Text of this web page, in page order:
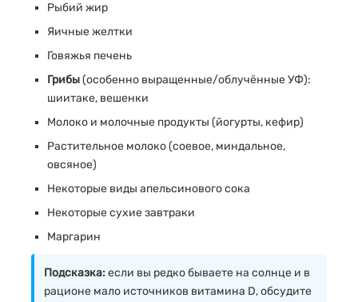
Рыбий жир
Яичные желтки
Говяжья печень
Грибы(особенно выращенные/облучённые УФ):
шиитаке, вешенки
Молоко и молочные продукты (йогурты, кефир)
Растительное молоко (соевое, миндальное,
овсяное)
Некоторые виды апельсинового сока
Некоторые сухие завтраки
Маргарин
Подсказка:если вы редко бываете на солнце и в
рационе мало источников витамина D, обсудите